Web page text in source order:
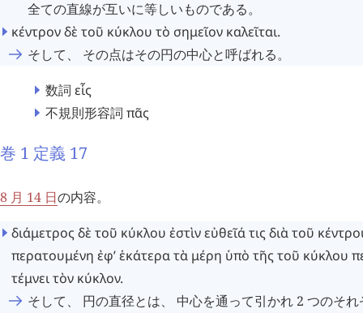
全ての直線が互いに等しいものである。
κέντρονδὲ τοῦ κύκλου τὸ σημεῖον καλεῖται.
そして、 その点はその円の中心と呼ばれる。
数詞 εἷς
不規則形容詞 πᾶς
巻 1 定義 17
8 月 14 日の内容。
διάμετρος δὲ τοῦ κύκλου ἐστὶνεὐθεῖάτις διὰτοῦ
περατουμένη ἐφ’ἑκάτερατὰ μέρη ὑπὸ τῆς τοῦ κύκλου
τέμνειτὸν κύκλον.
そして、 円の直径とは、 中心を通って引かれ 2 つのそ